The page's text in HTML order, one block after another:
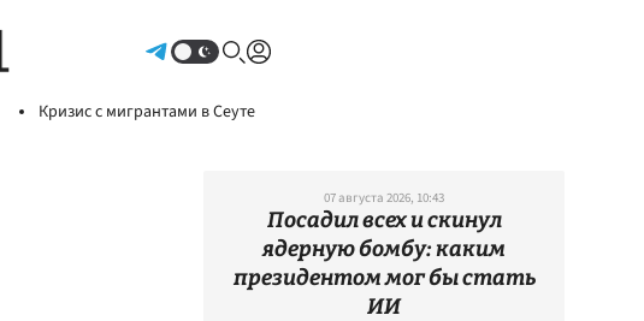
Кризис с мигрантами в Сеуте
07 августа 2026, 10:43
Посадил всех и скинул
ядерную бомбу: каким
президентом мог бы стать
ИИ